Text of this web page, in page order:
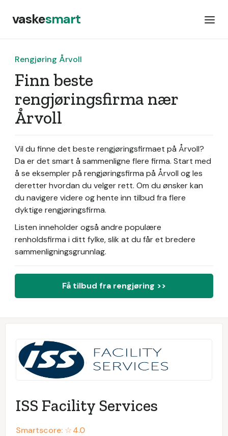
vaskesmart
Rengjøring Årvoll
Finn beste
rengjøringsfirma nær
Årvoll
Vil du finne det beste rengjøringsfirmaet på Årvoll?
Da er det smart å sammenligne flere firma. Start med
å se eksempler på rengjøringsfirma på Årvoll og les
deretter hvordan du velger rett. Om du ønsker kan
du navigere videre og hente inn tilbud fra flere
dyktige rengjøringsfirma.
Listen inneholder også andre populære
renholdsfirma i ditt fylke, slik at du får et bredere
sammenligningsgrunnlag.
Få tilbud fra rengjøring >>
ISS Facility Services
Smartscore: ☆4.0